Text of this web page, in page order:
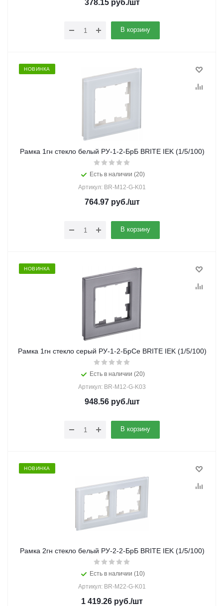
378.15руб./шт
В корзину
НОВИНКА
Рамка 1гн стекло белый РУ-1-2-БрБ BRITE IEK (1/5/100)
Есть в наличии (20)
Артикул: BR-M12-G-K01
764.97руб./шт
В корзину
НОВИНКА
Рамка 1гн стекло серый РУ-1-2-БрСе BRITE IEK (1/5/100)
Есть в наличии (20)
Артикул: BR-M12-G-K03
948.56руб./шт
В корзину
НОВИНКА
Рамка 2гн стекло белый РУ-2-2-БрБ BRITE IEK (1/5/100)
Есть в наличии (10)
Артикул: BR-M22-G-K01
1 419.26 руб./шт